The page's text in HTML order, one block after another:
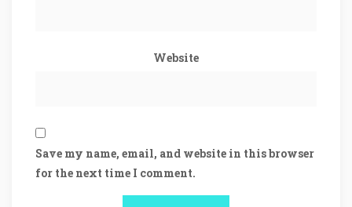
Website
Save my name, email, and website in this browser
for the next time I comment.